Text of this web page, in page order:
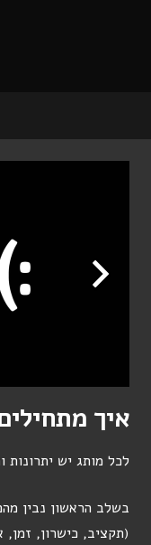
איך
לכל מותג יש יתרונות
בשלב הראשון נבין
(תקציב, כישרון,